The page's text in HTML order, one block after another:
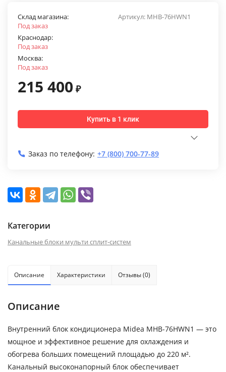
Артикул: MHB-76HWN1
Склад магазина:
Под заказ
Краснодар:
Под заказ
Москва:
Под заказ
215 400 ₽
Купить в 1 клик
Заказ по телефону: +7 (800) 700-77-89
Категории
Канальные блоки мульти сплит-систем
Описание Характеристики Отзывы (0)
Описание
Внутренний блок кондиционера Midea MHB-76HWN1 — это
мощное и эффективное решение для охлаждения и
обогрева больших помещений площадью до 220 м².
Канальный высоконапорный блок обеспечивает